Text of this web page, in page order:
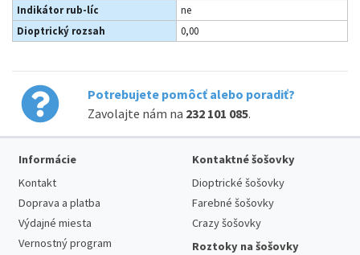
Indikátor rub-líc
ne
Dioptrický rozsah
0,00
Potrebujete pomôcť alebo poradiť?
Zavolajte nám na 232 101 085.
Informácie
Kontakt
Doprava a platba
Výdajné miesta
Vernostný program
Kontaktné šošovky
Dioptrické šošovky
Farebné šošovky
Crazy šošovky
Roztoky na šošovky